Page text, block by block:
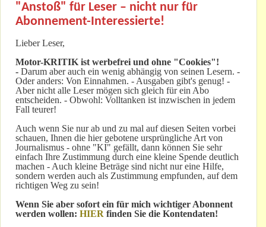
"Anstoß" für Leser – nicht nur für
Abonnement-Interessierte!
Lieber Leser,
Motor-KRITIK ist werbefrei und ohne "Cookies"!
- Darum aber auch ein wenig abhängig von seinen Lesern. -
Oder anders: Von Einnahmen. - Ausgaben gibt's genug! -
Aber nicht alle Leser mögen sich gleich für ein Abo
entscheiden. - Obwohl: Volltanken ist inzwischen in jedem
Fall teurer!
Auch wenn Sie nur ab und zu mal auf diesen Seiten vorbei
schauen, Ihnen die hier gebotene ursprüngliche Art von
Journalismus - ohne "KI" gefällt, dann können Sie sehr
einfach Ihre Zustimmung durch eine kleine Spende deutlich
machen - Auch kleine Beträge sind nicht nur eine Hilfe,
sondern werden auch als Zustimmung empfunden, auf dem
richtigen Weg zu sein!
Wenn Sie aber sofort ein für mich wichtiger Abonnent
werden wollen: HIER finden Sie die Kontendaten!